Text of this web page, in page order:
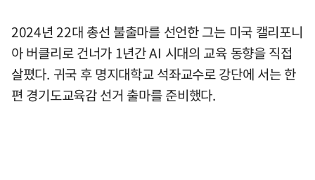
2024년 22대 총선 불출마를 선언한 그는 미국 캘리포니
아 버클리로 건너가 1년간 AI 시대의 교육 동향을 직접
살폈다. 귀국 후 명지대학교 석좌교수로 강단에 서는 한
편 경기도교육감 선거 출마를 준비했다.